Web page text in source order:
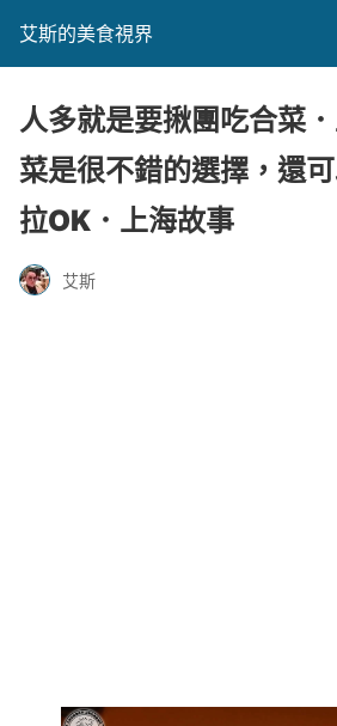
艾斯的美食視界
人多就是要揪團吃合菜
菜是很不錯的選擇，還
拉OK．上海故事
艾斯